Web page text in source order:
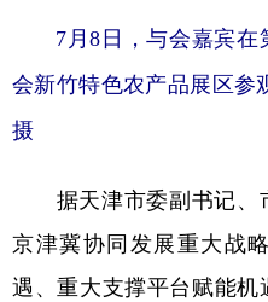
7月8日，与会嘉宾
会新竹特色农产品展区参
摄
据天津市委副书记、
京津冀协同发展重大战
遇、重大支撑平台赋能